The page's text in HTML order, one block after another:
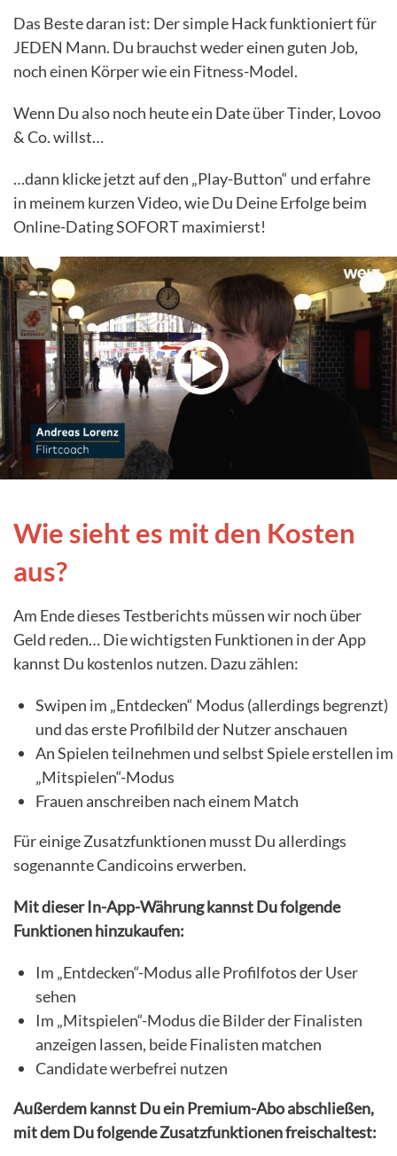
Das Beste daran ist: Der simple Hack funktioniert für
JEDEN Mann. Du brauchst weder einen guten Job,
noch einen Körper wie ein Fitness-Model.
Wenn Du also noch heute ein Date über Tinder, Lovoo
& Co. willst…
…dann klicke jetzt auf den „Play-Button“ und erfahre
in meinem kurzen Video, wie Du Deine Erfolge beim
Online-Dating SOFORT maximierst!
Wie sieht es mit den Kosten
aus?
Am Ende dieses Testberichts müssen wir noch über
Geld reden… Die wichtigsten Funktionen in der App
kannst Du kostenlos nutzen. Dazu zählen:
Swipen im „Entdecken“ Modus (allerdings begrenzt)
und das erste Profilbild der Nutzer anschauen
An Spielen teilnehmen und selbst Spiele erstellen im
„Mitspielen“-Modus
Frauen anschreiben nach einem Match
Für einige Zusatzfunktionen musst Du allerdings
sogenannte Candicoins erwerben.
Mit dieser In-App-Währung kannst Du folgende
Funktionen hinzukaufen:
Im „Entdecken“-Modus alle Profilfotos der User
sehen
Im „Mitspielen“-Modus die Bilder der Finalisten
anzeigen lassen, beide Finalisten matchen
Candidate werbefrei nutzen
Außerdem kannst Du ein Premium-Abo abschließen,
mit dem Du folgende Zusatzfunktionen freischaltest: